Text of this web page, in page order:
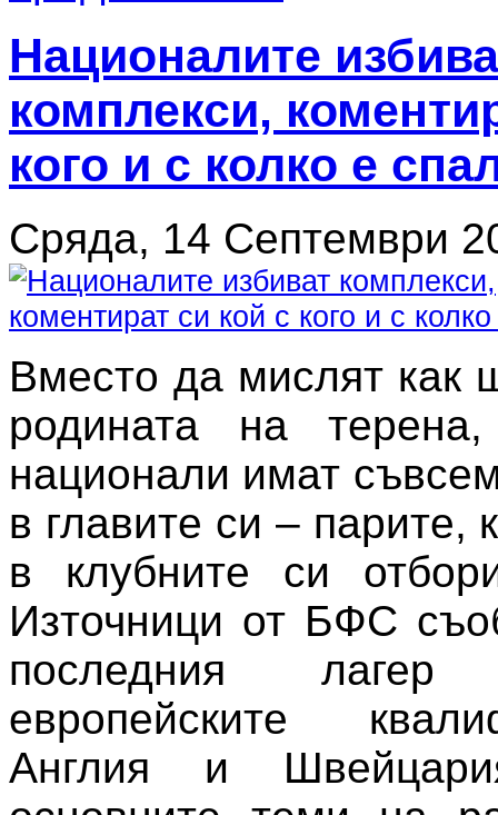
Националите
комплекси,
кого и с колко е
Сряда, 14 Септември
Вместо да мислят как
родината на
национали имат
в главите си – парите,
в клубните си
Източници от БФС
последния
европейските
Англия и